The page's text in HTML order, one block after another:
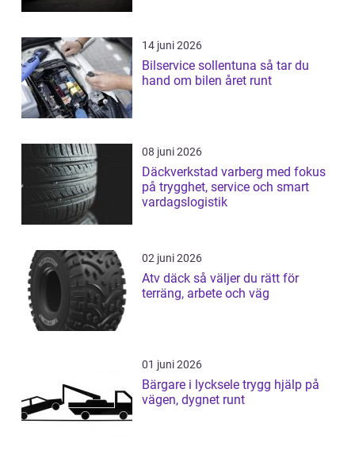
14 juni 2026
Bilservice sollentuna så tar du
hand om bilen året runt
08 juni 2026
Däckverkstad varberg med fokus
på trygghet, service och smart
vardagslogistik
02 juni 2026
Atv däck så väljer du rätt för
terräng, arbete och väg
01 juni 2026
Bärgare i lycksele trygg hjälp på
vägen, dygnet runt